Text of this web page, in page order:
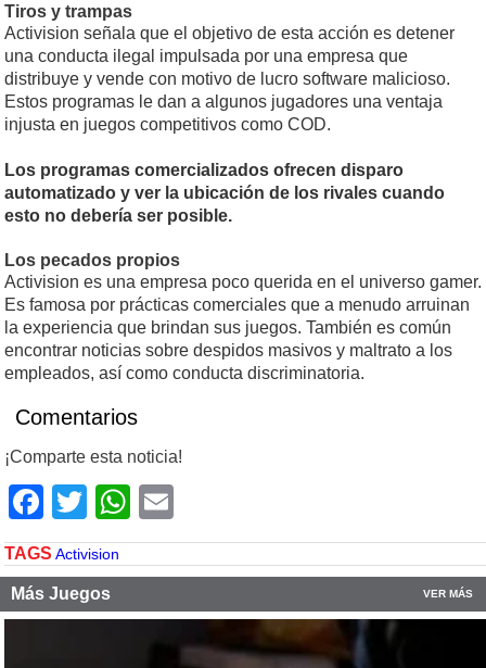
Tiros y trampas
Activision señala que el objetivo de esta acción es detener
una conducta ilegal impulsada por una empresa que
distribuye y vende con motivo de lucro software malicioso.
Estos programas le dan a algunos jugadores una ventaja
injusta en juegos competitivos como COD.
Los programas comercializados ofrecen disparo
automatizado y ver la ubicación de los rivales cuando
esto no debería ser posible.
Los pecados propios
Activision es una empresa poco querida en el universo gamer.
Es famosa por prácticas comerciales que a menudo arruinan
la experiencia que brindan sus juegos. También es común
encontrar noticias sobre despidos masivos y maltrato a los
empleados, así como conducta discriminatoria.
Comentarios
¡Comparte esta noticia!
Facebook
TwitterWhatsApp
TAGS Activision
Más Juegos VER MÁS